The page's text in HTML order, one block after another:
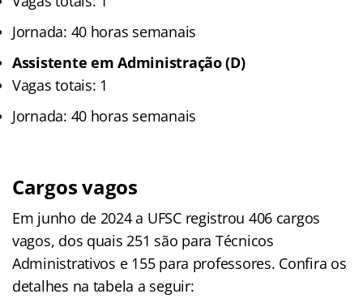
Jornada: 40 horas semanais
Assistente em Administração (D)
Vagas totais: 1
Jornada: 40 horas semanais
Cargos vagos
Em junho de 2024 a UFSC registrou 406 cargos
vagos, dos quais 251 são para Técnicos
Administrativos e 155 para professores. Confira os
detalhes na tabela a seguir: